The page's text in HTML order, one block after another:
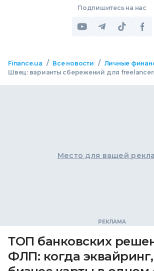
Подпишитесь на нас
Finance.ua / Все новости / Личные
Швец: варианты сбережений для
Место для вашей
ТОП банковских
ФЛП: когда